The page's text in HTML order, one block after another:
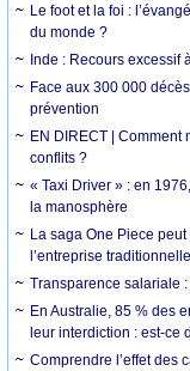
Le foot et la foi :
du monde ?
Inde : Recours excessif
Face aux 300 000
prévention
EN DIRECT | Comment
conflits ?
« Taxi Driver » : en
la manosphère
La saga One Piece
l’entreprise
Transparence salariale
En Australie, 85 % des
leur interdiction : est-ce
Comprendre l’effet des